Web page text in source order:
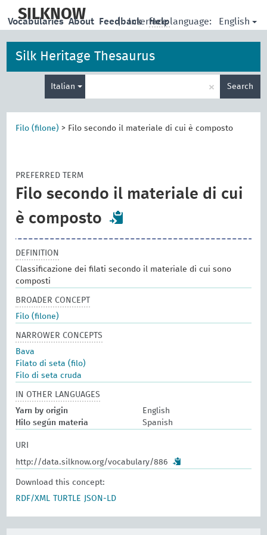
main
SILKNOW | Interface language: English
Vocabularies About Feedback Help
Silk Heritage Thesaurus
Italian × Search
Filo (filone) > Filo secondo il materiale di cui è composto
PREFERRED TERM
Filo secondo il materiale di cui
è composto
DEFINITION
Classificazione dei filati secondo il materiale di cui sono
composti
BROADER CONCEPT
Filo (filone)
NARROWER CONCEPTS
Bava
Filato di seta (filo)
Filo di seta cruda
IN OTHER LANGUAGES
Yarn by origin
English
Hilo según materia
Spanish
URI
http://data.silknow.org/vocabulary/886
Download this concept:
RDF/XML
TURTLE JSON-LD